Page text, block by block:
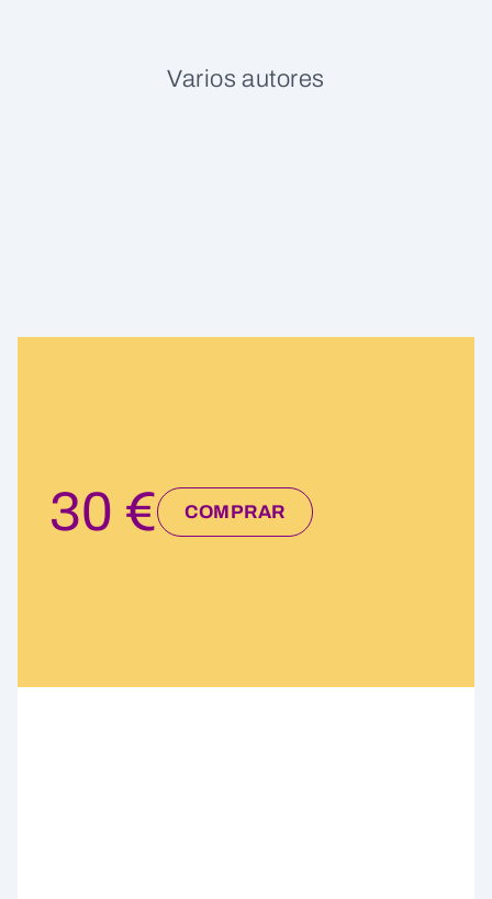
Varios autores
30 € COMPRAR